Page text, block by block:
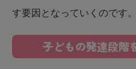
す要因となっていくのです。
子どもの発達段階